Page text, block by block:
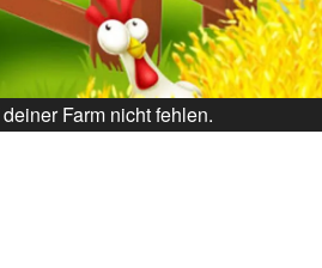
Farm nicht fehlen.